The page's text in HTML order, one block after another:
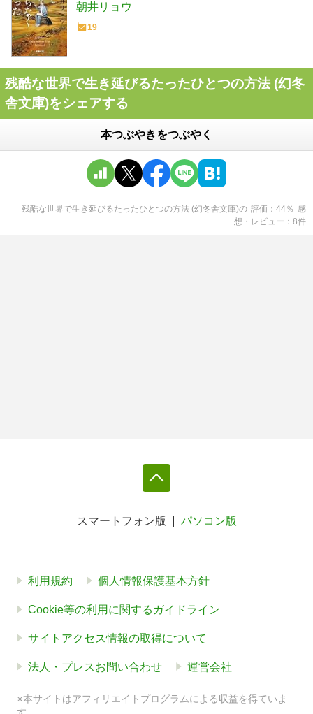
朝井リョウ
19
残酷な世界で生き延びるたったひとつの方法 (幻冬
舎文庫)をシェアする
本つぶやきをつぶやく
残酷な世界で生き延びるたったひとつの方法 (幻冬舎文庫)の 評価 44％ 感
想・レビュー
8件
スマートフォン版 パソコン版
利用規約 個人情報保護基本方針
Cookie等の利用に関するガイドライン
サイトアクセス情報の取得について
法人・プレスお問い合わせ 運営会社
※本サイトはアフィリエイトプログラムによる収益を得ていま
す